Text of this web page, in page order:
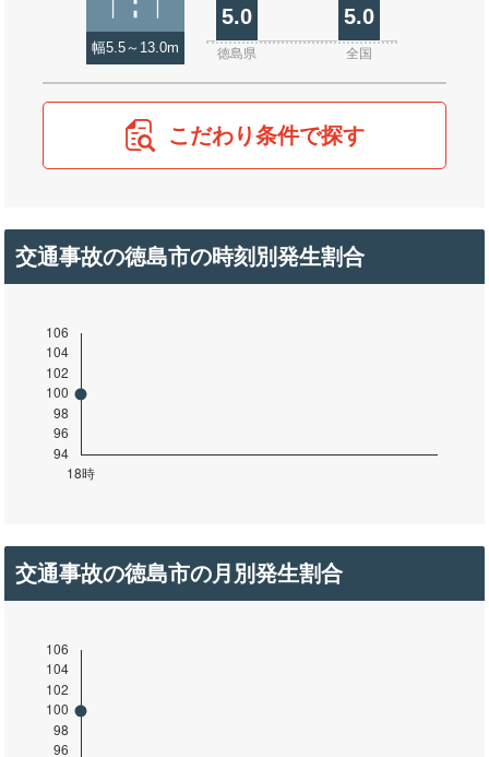
幅5.5～13.0m
5.0 5.0
徳島県 全国
こだわり条件で探す
交通事故の徳島市の時刻別発生割合
交通事故の徳島市の月別発生割合